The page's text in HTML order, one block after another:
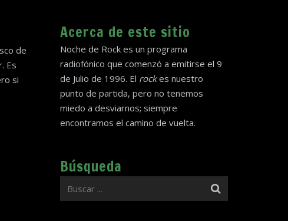
de
Es
si
Acerca de este sitio
Noche de Rock es un programa
radiofónico que comenzó a emitirse el 9
de Julio de 1996. El rockes nuestro
punto de partida, pero no tenemos
miedo a desviarnos; siempre
encontramos el camino de vuelta.
Búsqueda